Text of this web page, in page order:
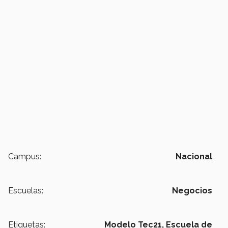
Campus: Nacional
Escuelas: Negocios
Etiquetas: Modelo Tec21, Escuela de